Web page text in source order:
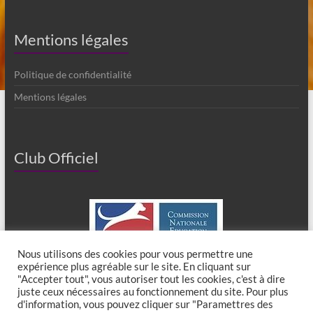
Mentions légales
Politique de confidentialité
Mentions légales
Club Officiel
Nous utilisons des cookies pour vous permettre une
expérience plus agréable sur le site. En cliquant sur
"Accepter tout", vous autoriser tout les cookies, c'est à dire
juste ceux nécessaires au fonctionnement du site. Pour plus
d'information, vous pouvez cliquer sur "Paramettres des